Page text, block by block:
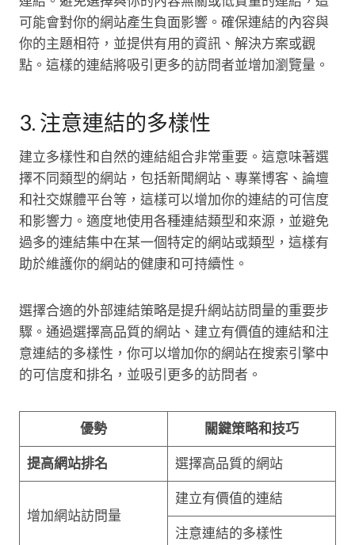
可能會對你的網站產生負面影響。確保連結的內容與
你的主題相符，並提供有用的資訊、解決方案或觀
點。這樣的連結將吸引更多的訪問者並增加瀏覽量。
3. 注意連結的多樣性
建立多樣性和自然的連結組合非常重要。這意味著選
擇不同類型的網站，包括新聞網站、專業博客、論壇
和社交媒體平台等，這樣可以增加你的連結的可信度
和影響力。適度地使用各種連結類型和來源，並避免
過多的連結集中在某一個特定的網站或類型，這樣有
助於維護你的網站的健康和可持續性。
選擇合適的外部連結策略是提升網站訪問量的重要步
驟。通過選擇高品質的網站、建立有價值的連結和注
意連結的多樣性，你可以增加你的網站在搜索引擎中
的可信度和排名，並吸引更多的訪問者。
優勢 關鍵策略和技巧
提高網站排名 選擇高品質的網站
增加網站訪問量
建立有價值的連結
注意連結的多樣性